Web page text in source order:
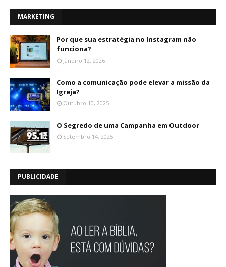
MARKETING
Por que sua estratégia no Instagram não
funciona?
Janeiro 12, 2026
Como a comunicação pode elevar a missão da
Igreja?
Outubro 10, 2025
O Segredo de uma Campanha em Outdoor
Setembro 14, 2025
PUBLICIDADE